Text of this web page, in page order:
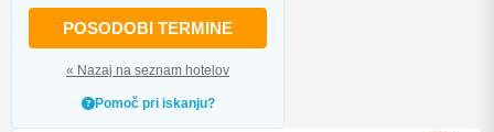
POSODOBI TERMINE
« Nazaj na seznam hotelov
Pomoč pri iskanju?